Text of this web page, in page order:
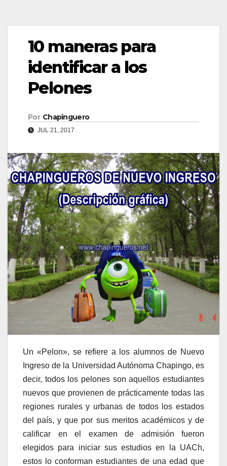
10 maneras para
identificar a los
Pelones
Por Chapinguero
JUL 21, 2017
Un «Pelon», se refiere a los alumnos de Nuevo
Ingreso de la Universidad Autónoma Chapingo, es
decir, todos los pelones son aquellos estudiantes
nuevos que provienen de prácticamente todas las
regiones rurales y urbanas de todos los estados
del país, y que por sus meritos académicos y de
calificar en el examen de admisión fueron
elegidos para iniciar sus estudios en la UACh,
estos lo conforman estudiantes de una edad que